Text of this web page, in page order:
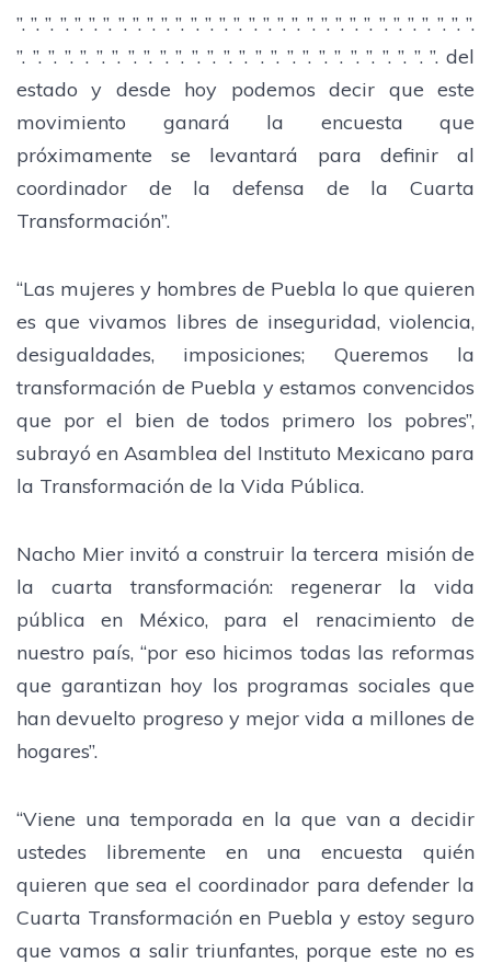
”. ”. ”. ”. ”. ”. ”. ”. ”. ”. ”. ”. ”. ”. ”. ”. ”. ”. ”. ”. ”. ”. ”. ”. ”. ”. ”. ”. ”. ”. ”. ”.
”. ”. ”. ”. ”. ”. ”. ”. ”. ”. ”. ”. ”. ”. ”. ”. ”. ”. ”. ”. ”. ”. ”. ”. ”. ”. ”. del
estado y desde hoy podemos decir que este
movimiento ganará la encuesta que
próximamente se levantará para definir al
coordinador de la defensa de la Cuarta
Transformación”.
“Las mujeres y hombres de Puebla lo que quieren
es que vivamos libres de inseguridad, violencia,
desigualdades, imposiciones; Queremos la
transformación de Puebla y estamos convencidos
que por el bien de todos primero los pobres”,
subrayó en Asamblea del Instituto Mexicano para
la Transformación de la Vida Pública.
Nacho Mier invitó a construir la tercera misión de
la cuarta transformación: regenerar la vida
pública en México, para el renacimiento de
nuestro país, “por eso hicimos todas las reformas
que garantizan hoy los programas sociales que
han devuelto progreso y mejor vida a millones de
hogares”.
“Viene una temporada en la que van a decidir
ustedes libremente en una encuesta quién
quieren que sea el coordinador para defender la
Cuarta Transformación en Puebla y estoy seguro
que vamos a salir triunfantes, porque este no es